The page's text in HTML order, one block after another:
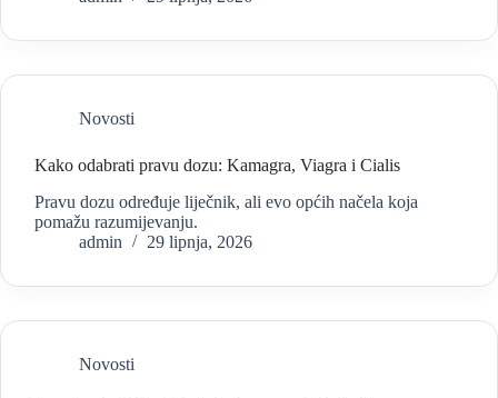
Novosti
Kako odabrati pravu dozu: Kamagra, Viagra i Cialis
Pravu dozu određuje liječnik, ali evo općih načela koja
pomažu razumijevanju.
admin
29 lipnja, 2026
Novosti